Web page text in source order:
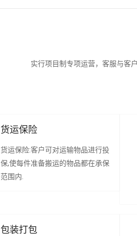
实行项目制专项运营，客服与客
货运保险
货运保险:客户可对运输物品进行投
保,使每件准备搬运的物品都在承保
范围内.
包装打包